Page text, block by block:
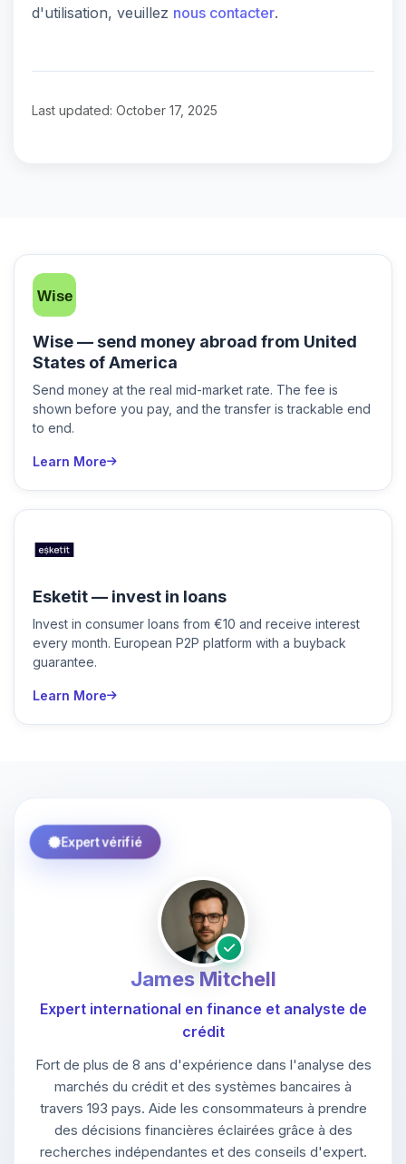
d'utilisation, veuillez nous contacter.
Last updated: October 17, 2025
Wise — send money abroad from United
States of America
Send money at the real mid-market rate. The fee is
shown before you pay, and the transfer is trackable end
to end.
Learn More
Esketit — invest in loans
Invest in consumer loans from €10 and receive interest
every month. European P2P platform with a buyback
guarantee.
Learn More
Expert vérifié
James Mitchell
Expert international en finance et analyste de
crédit
Fort de plus de 8 ans d'expérience dans l'analyse des
marchés du crédit et des systèmes bancaires à
travers 193 pays. Aide les consommateurs à prendre
des décisions financières éclairées grâce à des
recherches indépendantes et des conseils d'expert.